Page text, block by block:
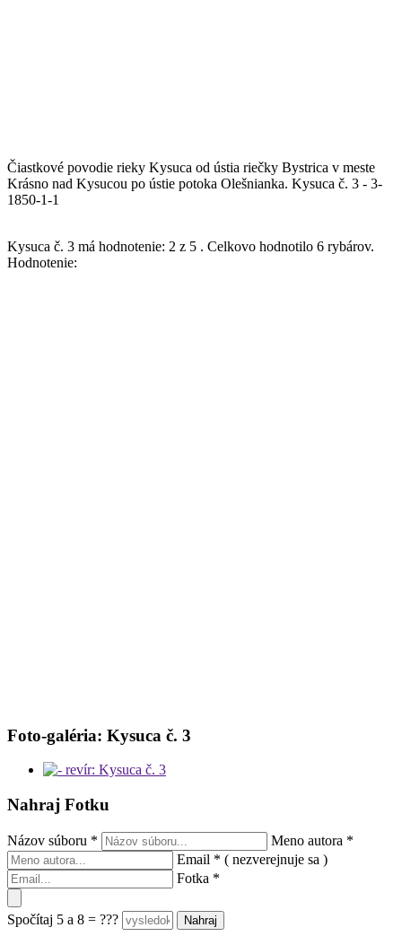
Čiastkové povodie rieky Kysuca od ústia riečky Bystrica v meste
Krásno nad Kysucou po ústie potoka Olešnianka. Kysuca č. 3 - 3-
1850-1-1
Kysuca č. 3 má hodnotenie: 2 z 5 . Celkovo hodnotilo 6 rybárov.
Hodnotenie:
Foto-galéria: Kysuca č. 3
Nahraj Fotku
Názov súboru * Meno autora *
Email * ( nezverejnuje sa )
Fotka *
Spočítaj 5 a 8 = ???